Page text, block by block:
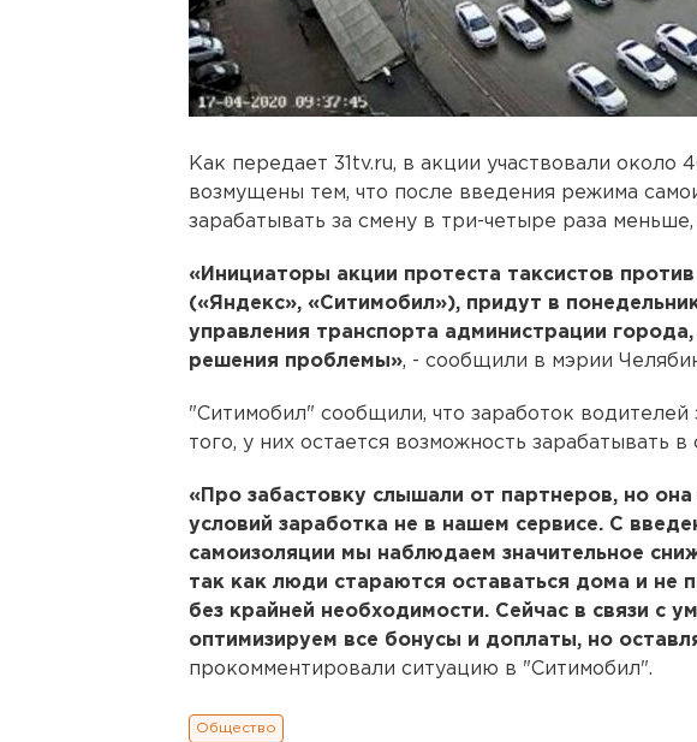
Как передает 31tv.ru, в акции участвовали около
возмущены тем, что после введения режима
зарабатывать за смену в три-четыре раза меньше,
«Инициаторы акции протеста таксистов
(«Яндекс», «Ситимобил»), придут в
управления транспорта администрации
решения проблемы», - сообщили в мэрии
"Ситимобил" сообщили, что заработок водителей
того, у них остается возможность зарабатывать в
«Про забастовку слышали от партнеров, но она
условий заработка не в нашем сервисе. С
самоизоляции мы наблюдаем значительное
так как люди стараются оставаться дома и не
без крайней необходимости. Сейчас в связи с
оптимизируем все бонусы и доплаты, но
прокомментировали ситуацию в "Ситимобил".
Общество